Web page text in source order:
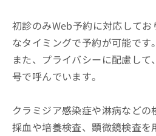
初診のみWeb予約に対応して
なタイミングで予約が可能です。
また、プライバシーに配慮し
号で呼んでいます。
クラミジア感染症や淋病などの
採血や培養検査、顕微鏡検査